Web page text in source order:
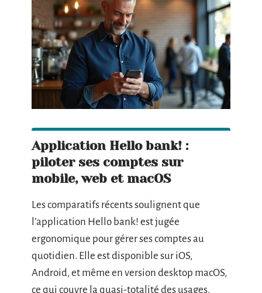
Application Hello bank! :
piloter ses comptes sur
mobile, web et macOS
Les comparatifs récents soulignent que
l’application Hello bank! est jugée
ergonomique pour gérer ses comptes au
quotidien. Elle est disponible sur iOS,
Android, et même en version desktop macOS,
ce qui couvre la quasi-totalité des usages.